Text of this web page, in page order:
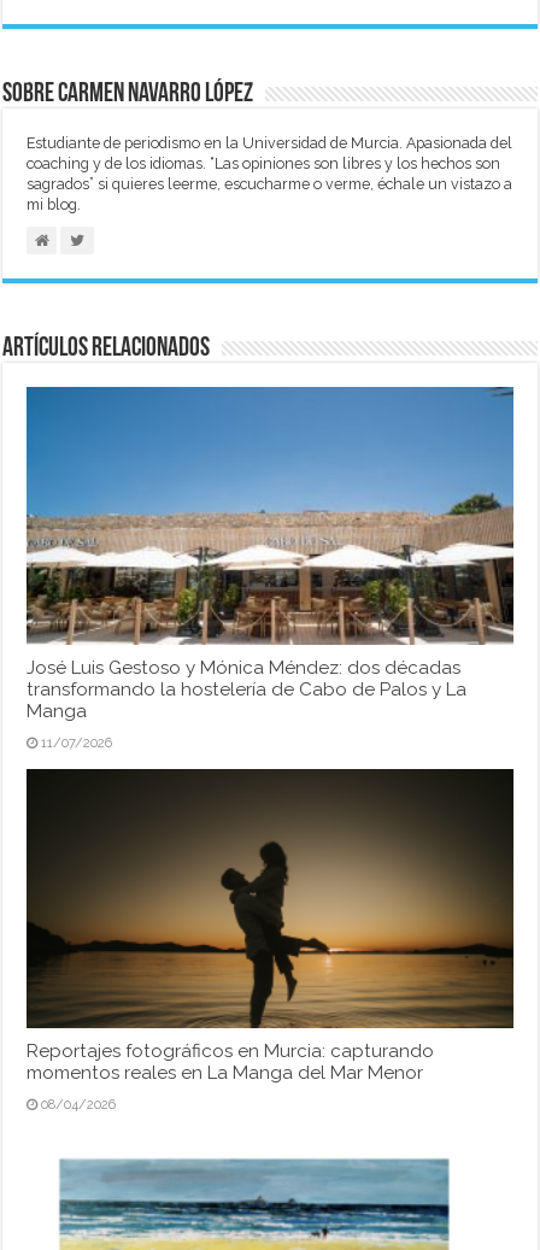
Sobre Carmen Navarro López
Estudiante de periodismo en la Universidad de Murcia. Apasionada del
coaching y de los idiomas. “Las opiniones son libres y los hechos son
sagrados” si quieres leerme, escucharme o verme, échale un vistazo a
mi blog.
Artículos relacionados
José Luis Gestoso y Mónica Méndez: dos décadas
transformando la hostelería de Cabo de Palos y La
Manga
11/07/2026
Reportajes fotográficos en Murcia: capturando
momentos reales en La Manga del Mar Menor
08/04/2026